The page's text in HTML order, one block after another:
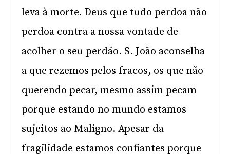
leva à morte. Deus que tudo perdoa não
perdoa contra a nossa vontade de
acolher o seu perdão. S. João aconselha
a que rezemos pelos fracos, os que não
querendo pecar, mesmo assim pecam
porque estando no mundo estamos
sujeitos ao Maligno. Apesar da
fragilidade estamos confiantes porque